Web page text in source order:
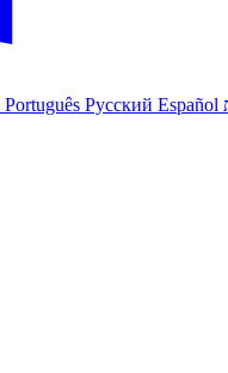
Português Русский Español